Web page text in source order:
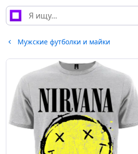
Мужские футболки и майки